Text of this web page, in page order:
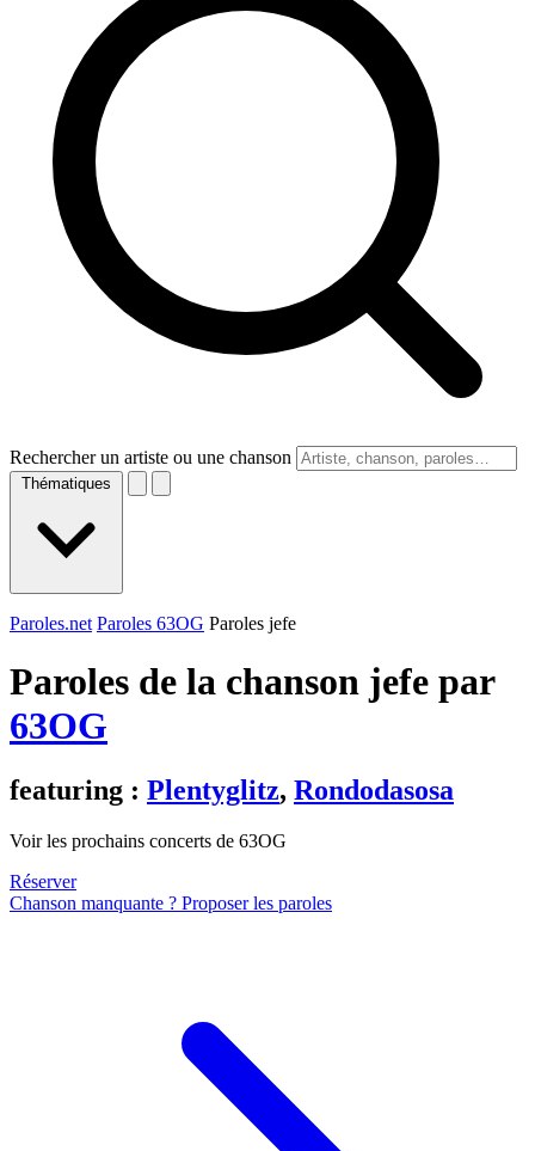
Rechercher un artiste ou une chanson
Thématiques
Paroles.net Paroles 63OG Paroles jefe
Paroles de la chanson jefe par
63OG
featuring : Plentyglitz, Rondodasosa
Voir les prochains concerts de 63OG
Réserver
Chanson manquante ? Proposer les paroles